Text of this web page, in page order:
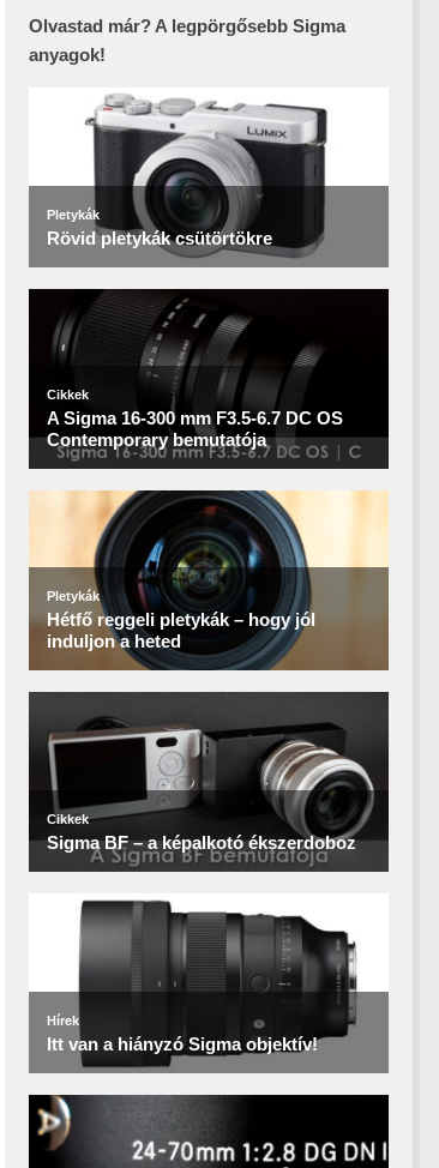
Olvastad már? A legpörgősebb Sigma
anyagok!